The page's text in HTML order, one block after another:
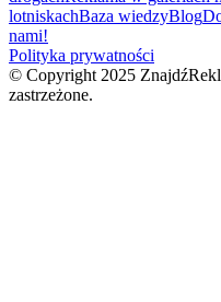
lotniskachBaza wiedzyBlog
nami!
Polityka prywatności
© Copyright 2025
zastrzeżone.